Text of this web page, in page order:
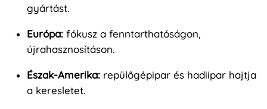
gyártást.
Európa: fókusz a fenntarthatóságon,
újrahasznosításon.
Észak-Amerika: repülőgépipar és hadiipar hajtja
a keresletet.